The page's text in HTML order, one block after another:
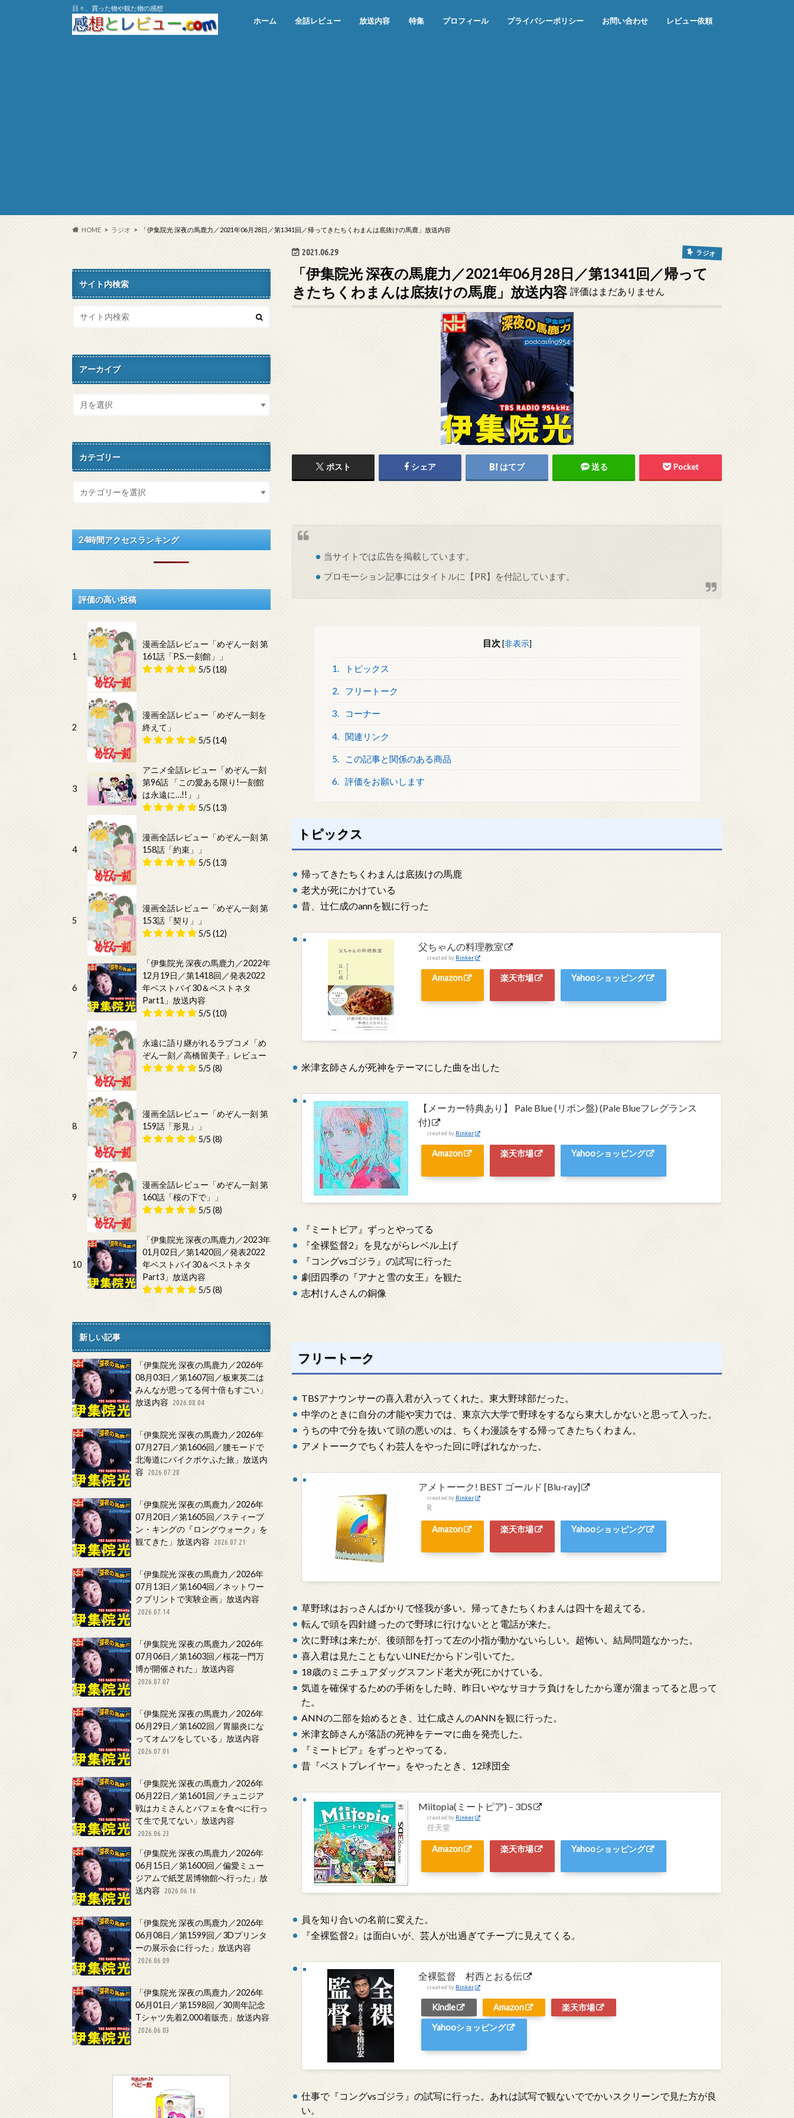
日々、買った物や観た物の感想
ホーム 全話レビュー 放送内容 特集 プロフィール プライバシーポリシー お問い合わせ レビュー依頼
HOME ラジオ 「伊集院光 深夜の馬鹿力／2021年06月28日／第1341回／帰ってきたちくわまんは底抜けの馬鹿」放送内容
2021.06.29 ラジオ
「伊集院光 深夜の馬鹿力／2021年06月28日／第1341回／帰って
きたちくわまんは底抜けの馬鹿」放送内容 評価はまだありません
ポスト シェア はてブ 送る Pocket
当サイトでは広告を掲載しています。
プロモーション記事にはタイトルに【PR】を付記しています。
目次 [非表示]
1. トピックス
2. フリートーク
3. コーナー
4. 関連リンク
5. この記事と関係のある商品
6. 評価をお願いします
トピックス
帰ってきたちくわまんは底抜けの馬鹿
老犬が死にかけている
昔、辻仁成のannを観に行った
父ちゃんの料理教室
created by Rinker
Amazon 楽天市場 Yahooショッピング
米津玄師さんが死神をテーマにした曲を出した
【メーカー特典あり】 Pale Blue (リボン盤) (Pale Blueフレグランス
付)
created by Rinker
Amazon 楽天市場 Yahooショッピング
『ミートピア』ずっとやってる
『全裸監督2』を見ながらレベル上げ
『コングvsゴジラ』の試写に行った
劇団四季の『アナと雪の女王』を観た
志村けんさんの銅像
フリートーク
TBSアナウンサーの喜入君が入ってくれた。東大野球部だった。
中学のときに自分の才能や実力では、東京六大学で野球をするなら東大しかないと思って入った。
うちの中で分を抜いて頭の悪いのは、ちくわ漫談をする帰ってきたちくわまん。
アメトーークでちくわ芸人をやった回に呼ばれなかった。
アメトーーク! BEST ゴールド [Blu-ray]
created by Rinker
R
Amazon 楽天市場 Yahooショッピング
草野球はおっさんばかりで怪我が多い。帰ってきたちくわまんは四十を超えてる。
転んで頭を四針縫ったので野球に行けないとと電話が来た。
次に野球は来たが、後頭部を打って左の小指が動かないらしい。超怖い。結局問題なかった。
喜入君は見たこともないLINEだからドン引いてた。
18歳のミニチュアダッグスフンド老犬が死にかけている。
気道を確保するための手術をした時、昨日いやなサヨナラ負けをしたから運が溜まってると思って
た。
ANNの二部を始めるとき、辻仁成さんのANNを観に行った。
米津玄師さんが落語の死神をテーマに曲を発売した。
『ミートピア』をずっとやってる。
昔『ベストプレイヤー』をやったとき、12球団全
Miitopia(ミートピア) – 3DS
created by Rinker
任天堂
Amazon 楽天市場 Yahooショッピング
員を知り合いの名前に変えた。
『全裸監督2』は面白いが、芸人が出過ぎてチープに見えてくる。
全裸監督 村西とおる伝
created by Rinker
Kindle Amazon
楽天市場
Yahooショッピング
仕事で『コングvsゴジラ』の試写に行った。あれは試写で観ないででかいスクリーンで見た方が良
い。
サイト内検索
アーカイブ
カテゴリー
24時間アクセスランキング
評価の高い投稿
1
漫画全話レビュー「めぞん一刻 第
161話「P.S.一刻館」」
5/5 (18)
2
漫画全話レビュー「めぞん一刻を
終えて」
5/5 (14)
3
アニメ全話レビュー「めぞん一刻
第96話 「この愛ある限り!一刻館
は永遠に…!!」」
5/5 (13)
4
漫画全話レビュー「めぞん一刻 第
158話「約束」」
5/5 (13)
5
漫画全話レビュー「めぞん一刻 第
153話「契り」」
5/5 (12)
6
「伊集院光 深夜の馬鹿力／2022年
12月19日／第1418回／発表2022
年ベストバイ30＆ベストネタ
Part1」放送内容
5/5 (10)
7
永遠に語り継がれるラブコメ「め
ぞん一刻／高橋留美子」レビュー
5/5 (8)
8
漫画全話レビュー「めぞん一刻 第
159話「形見」」
5/5 (8)
9
漫画全話レビュー「めぞん一刻 第
160話「桜の下で」」
5/5 (8)
10
「伊集院光 深夜の馬鹿力／2023年
01月02日／第1420回／発表2022
年ベストバイ30＆ベストネタ
Part3」放送内容
5/5 (8)
新しい記事
「伊集院光 深夜の馬鹿力／2026年
08月03日／第1607回／板東英二は
みんなが思ってる何十倍もすごい」
放送内容
2026.08.04
「伊集院光 深夜の馬鹿力／2026年
07月27日／第1606回／腰モードで
北海道にバイクポケふた旅」放送内
容
2026.07.28
「伊集院光 深夜の馬鹿力／2026年
07月20日／第1605回／スティーブ
ン・キングの『ロングウォーク』を
観てきた」放送内容
2026.07.21
「伊集院光 深夜の馬鹿力／2026年
07月13日／第1604回／ネットワー
クプリントで実験企画」放送内容
2026.07.14
「伊集院光 深夜の馬鹿力／2026年
07月06日／第1603回／桜花一門万
博が開催された」放送内容
2026.07.07
「伊集院光 深夜の馬鹿力／2026年
06月29日／第1602回／胃腸炎にな
ってオムツをしている」放送内容
2026.07.01
「伊集院光 深夜の馬鹿力／2026年
06月22日／第1601回／チュニジア
戦はカミさんとパフェを食べに行っ
て生で見てない」放送内容
2026.06.23
「伊集院光 深夜の馬鹿力／2026年
06月15日／第1600回／偏愛ミュー
ジアムで紙芝居博物館へ行った」放
送内容
2026.06.16
「伊集院光 深夜の馬鹿力／2026年
06月08日／第1599回／3Dプリンタ
ーの展示会に行った」放送内容
2026.06.09
「伊集院光 深夜の馬鹿力／2026年
06月01日／第1598回／30周年記念
Tシャツ先着2,000着販売」放送内容
2026.06.03